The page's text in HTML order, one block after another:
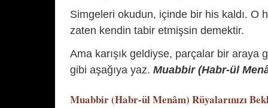
Simgeleri okudun, içinde bir his kaldı. O
zaten kendin tabir etmişsin demektir.
Ama karışık geldiyse, parçalar bir araya
gibi aşağıya yaz. Muabbir (Habr-ül
Muabbir (Habr-ül Menâm) Rüyalarınızı